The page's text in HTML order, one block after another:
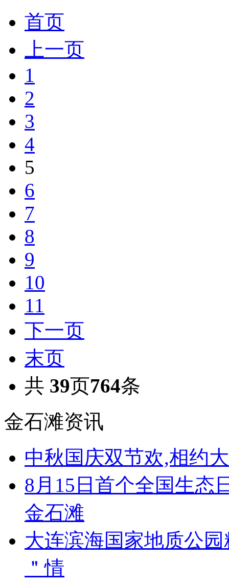
首页
上一页
1
2
3
4
5
6
7
8
9
10
11
下一页
末页
共 39页764条
金石滩资讯
中秋国庆双节欢,相约
8月15日首个全国生态
金石滩
大连滨海国家地质公
＂情